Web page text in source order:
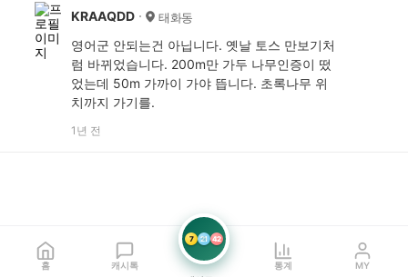
KRAAQDD 태화동
영어군 안되는건 아닙니다. 옛날 토스 만보기처
럼 바뀌었습니다. 200m만 가두 나무인증이 떴
었는데 50m 가까이 가야 뜹니다. 초록나무 위
치까지 가기를.
1년 전
홈 캐시톡
7 21 42
통계 MY